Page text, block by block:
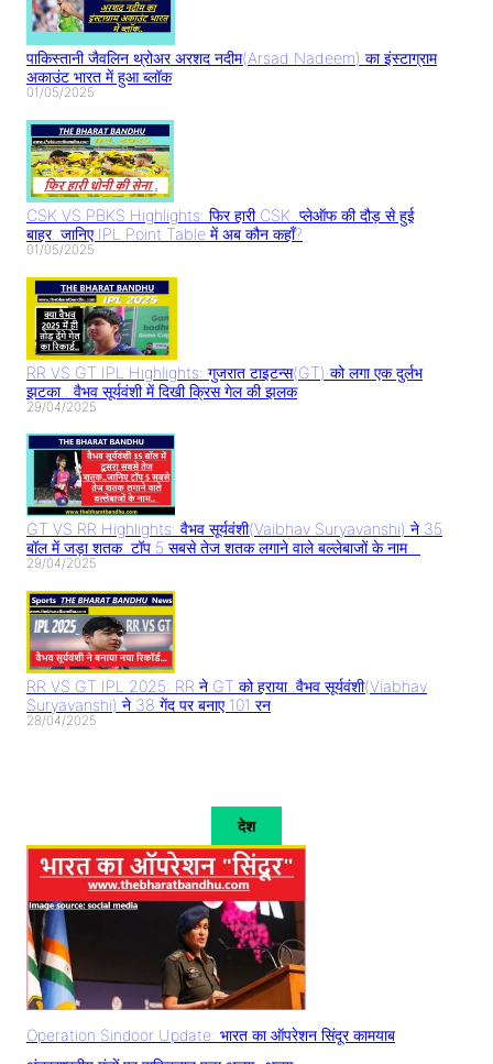
पाकिस्तानी जैवलिन थ्रोअर अरशद नदीम(Arsad Nadeem) का इंस्टाग्राम
अकाउंट भारत में हुआ ब्लॉक
01/05/2025
CSK VS PBKS Highlights: फिर हारी CSK..प्लेऑफ की दौड़ से हुई
बाहर..जानिए IPL Point Table में अब कौन कहाँ?
01/05/2025
RR VS GT IPL Highlights: गुजरात टाइटन्स(GT) को लगा एक दुर्लभ
झटका.. वैभव सूर्यवंशी में दिखी क्रिस गेल की झलक
29/04/2025
GT VS RR Highlights: वैभव सूर्यवंशी(Vaibhav Suryavanshi) ने 35
बॉल में जड़ा शतक..टॉप 5 सबसे तेज शतक लगाने वाले बल्लेबाजों के नाम..
29/04/2025
RR VS GT IPL 2025: RR ने GT को हराया..वैभव सूर्यवंशी(Viabhav
Suryavanshi) ने 38 गेंद पर बनाए 101 रन
28/04/2025
देश
Operation Sindoor Update: भारत का ऑपरेशन सिंदूर कामयाब